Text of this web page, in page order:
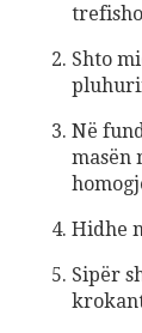
Shto
Në
masën
Hidhe
Sipër